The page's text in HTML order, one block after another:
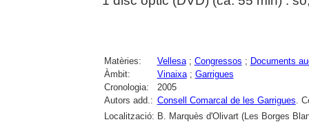
Matèries: Vellesa; Congressos ; Documents
Àmbit:
Vinaixa; Garrigues
Cronologia:
2005
Autors add.: Consell Comarcal de les Garrigues .
Localització: B. Marquès d'Olivart (Les Borges